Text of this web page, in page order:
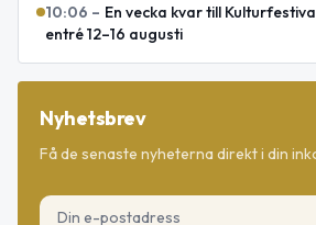
10:06 – En vecka kvar till
entré 12–16 augusti
Nyhetsbrev
Få de senaste nyheterna direkt i din